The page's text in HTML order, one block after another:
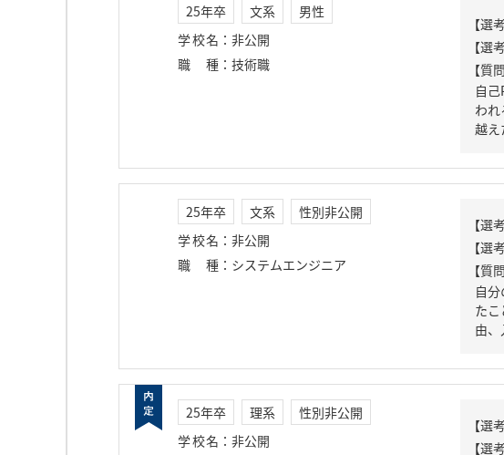
25年卒 文系
男性
学校名 ： 非公開
職種 ： 技術職
【質
自
わ
越え
25年卒 文系
性別非公開
学校名 ： 非公開
職種 ： システムエンジニア
【質
自
た
由
25年卒 理系
性別非公開
学校名 ： 非公開